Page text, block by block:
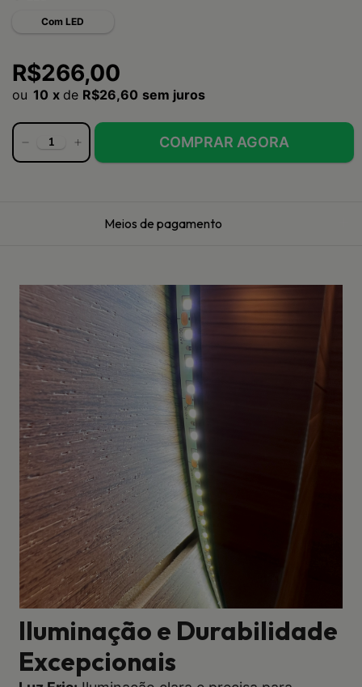
Com LED
R$266,00
10 x de R$26,60 sem juros
Meios de pagamento
Iluminação e Durabilidade
Excepcionais